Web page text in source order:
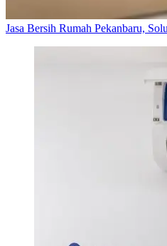
Jasa Bersih Rumah Pekanbaru,